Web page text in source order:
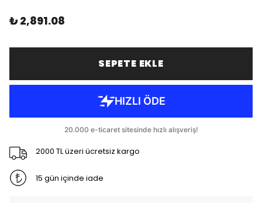
₺ 2,891.08
SEPETE EKLE
2000 TL üzeri ücretsiz kargo
15 gün içinde iade